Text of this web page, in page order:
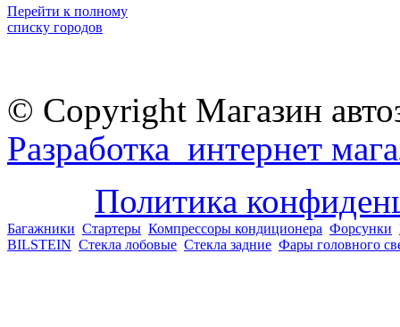
Перейти к полному
списку городов
© Copyright Магазин
Разработка интернет
Политика
Багажники Стартеры Компрессоры кондиционера Форсунки
BILSTEIN Стекла лобовые Стекла задние Фары головного